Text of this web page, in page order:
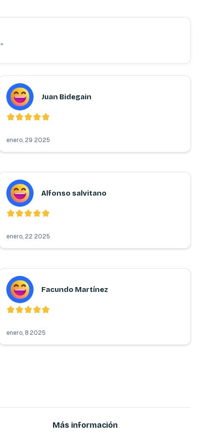
"
Juan Bidegain
enero, 29 2025
Alfonso salvitano
enero, 22 2025
Facundo Martínez
enero, 8 2025
Más información